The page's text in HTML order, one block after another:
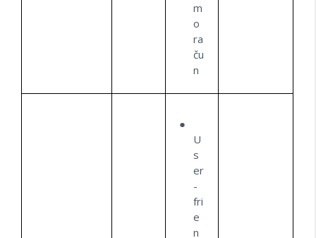
m
o
ra
ču
n
U
s
er
-
fri
e
n